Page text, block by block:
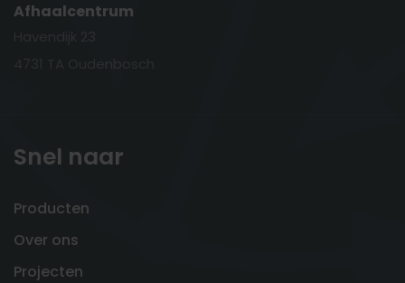
Afhaalcentrum
Snel naar
Producten
Over ons
Projecten